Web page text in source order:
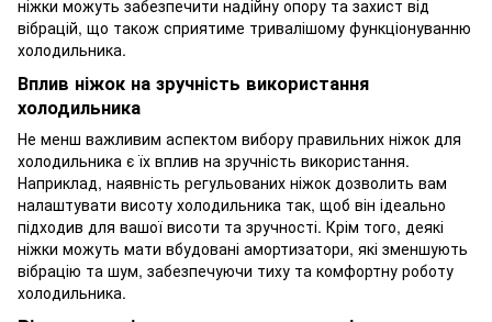
ніжки можуть забезпечити надійну опору та захист від
вібрацій, що також сприятиме тривалішому функціонуванню
холодильника.
Вплив ніжок на зручність використання
холодильника
Не менш важливим аспектом вибору правильних ніжок для
холодильника є їх вплив на зручність використання.
Наприклад, наявність регульованих ніжок дозволить вам
налаштувати висоту холодильника так, щоб він ідеально
підходив для вашої висоти та зручності. Крім того, деякі
ніжки можуть мати вбудовані амортизатори, які зменшують
вібрацію та шум, забезпечуючи тиху та комфортну роботу
холодильника.